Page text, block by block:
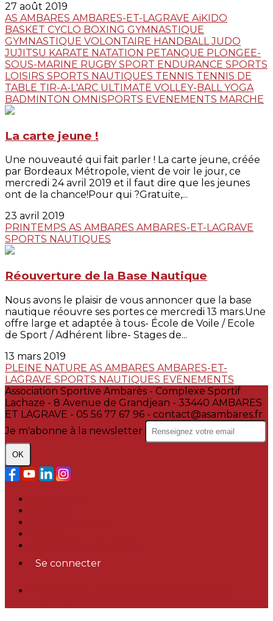
27 août 2019
AS AMBARES AMBARES-ET-LAGRAVE AïKIDO
BASKET CYCLO BOXING GYMNASTIQUE
GYMNASTIQUE VOLONTAIRE HANDBALLJUDO
JUJITSU KARATE NATATION PETANQUE PLONGEE-
SOUS-MARINE RUGBYSPORT ENDURANCE SPORTS
LOISIRS SPORTS NAUTIQUES TENNIS TENNIS DE
TABLE TIR-A-L'ARC ULTIMATE VOLLEY-BALLYOGA
BADMINTON OMNISPORTS EVENEMENTS MARCHE
La carte jeune !
Une nouveauté qui fait parler ! La carte jeune, créée
par Bordeaux Métropole, vient de voir le jour, ce
mercredi 24 avril 2019 et il faut dire que les jeunes
ont de la chance!Pour qui ?Gratuite,...
23 avril 2019
PRINTEMPS AS AMBARES AMBARES-ET-LAGRAVE
SPORTS NAUTIQUES
Réouverture de la Base Nautique
Nous avons le plaisir de vous annoncer que la base
nautique réouvre ses portes ce mercredi 13 mars.Une
offre large et adaptée à tous- École de Voile / Ecole
de Sport / Adhérent libre- Stages de...
13 mars 2019
PLEINE NATURE AS AMBARES AMBARES-ET-
LAGRAVE SPORTS NAUTIQUES EVENEMENTS
Association Sportive Ambarès - Complexe Sportif
Lachaze - 8 Avenue de Grandjean - 33440 AMBARES
ET LAGRAVE - 05 56 77 67 96 - contact@asambares.fr
Je m'abonne à la newsletter
OK
Se connecter